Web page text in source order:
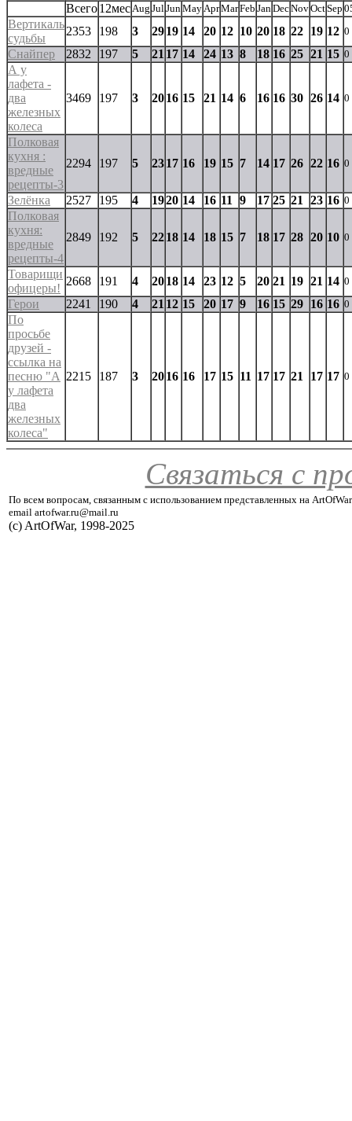
Всего12мес Aug Jul Jun May AprMarFeb Jan DecNovOctSep
Вертикаль
судьбы
2353 198 3 2919 14 20 12 10 20 18 22 19 12 0
Снайпер 2832 197 5 21 17 14 24 13 8 18 16 25 21 15 0
А у
лафета -
два
железных
колеса
3469 197 3 2016 15 21 14 6 16 16 30 26 14 0
Полковая
кухня :
вредные
рецепты-3
2294 197 5 2317 16 19 15 7 14 17 26 22 16 0
Зелёнка 2527 195 4 1920 14 16 11 9 17 25 21 23 16 0
Полковая
кухня:
вредные
рецепты-4
2849 192 5 2218 14 18 15 7 18 17 28 20 10 0
Товарищи
офицеры!
2668 191 4 2018 14 23 12 5 20 21 19 21 14 0
Герои 2241 190 4 21 12 15 20 17 9 16 15 29 16 16 0
По
просьбе
друзей -
ссылка на
песню "А
у лафета
два
железных
колеса"
2215 187 3 2016 16 17 15 11 17 17 21 17 17 0
Связаться с
По всем вопросам, связанным с использованием представленных на
email artofwar.ru@mail.ru
(с) ArtOfWar, 1998-2025